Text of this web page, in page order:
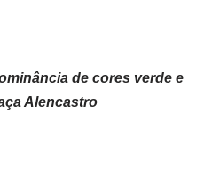
de cores verde e
Alencastro